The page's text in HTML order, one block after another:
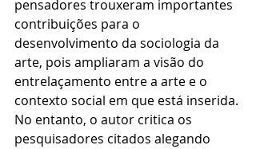
pensadores trouxeram importantes
contribuições para o
desenvolvimento da sociologia da
arte, pois ampliaram a visão do
entrelaçamento entre a arte e o
contexto social em que está inserida.
No entanto, o autor critica os
pesquisadores citados alegando